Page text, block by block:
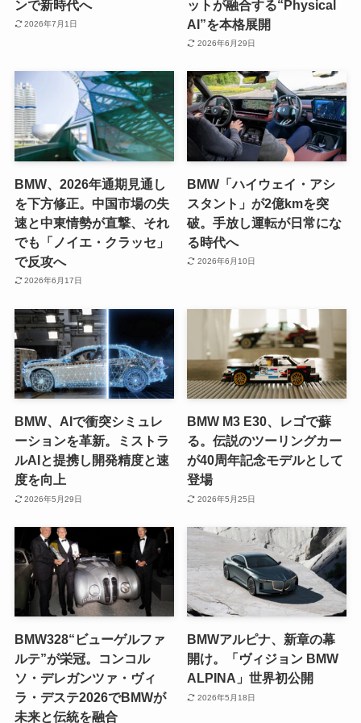
ンで新時代へ
2026年7月1日
ットが融合する“Physical
AI”を本格展開
2026年6月29日
BMW、2026年通期見通し
を下方修正。中国市場の失
速と中東情勢が直撃、それ
でも「ノイエ・クラッセ」
で反攻へ
2026年6月17日
BMW「ハイウェイ・アシ
スタント」が2億kmを突
破。手放し運転が日常にな
る時代へ
2026年6月10日
BMW、AIで衝突シミュレ
ーションを革新。ミストラ
ルAIと提携し開発精度と速
度を向上
2026年5月29日
BMW M3 E30、レゴで蘇
る。伝説のツーリングカー
が40周年記念モデルとして
登場
2026年5月25日
BMW328“ビューゲルファ
ルテ”が栄冠。コンコル
ソ・デレガンツァ・ヴィ
ラ・デステ2026でBMWが
未来と伝統を融合
BMWアルピナ、新章の幕
開け。「ヴィジョン BMW
ALPINA」世界初公開
2026年5月18日